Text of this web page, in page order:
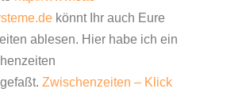
könnt Ihr auch Eure
ablesen. Hier habe ich ein
Zwischenzeiten – Klick